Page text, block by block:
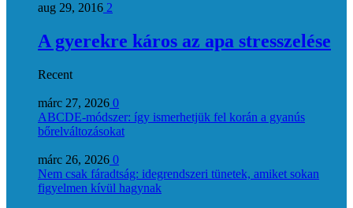
aug 29, 2016 2
A gyerekre káros az apa stresszelése
Recent
márc 27, 2026 0
ABCDE‑módszer: így ismerhetjük fel korán a gyanús
bőrelváltozásokat
márc 26, 2026 0
Nem csak fáradtság: idegrendszeri tünetek, amiket sokan
figyelmen kívül hagynak